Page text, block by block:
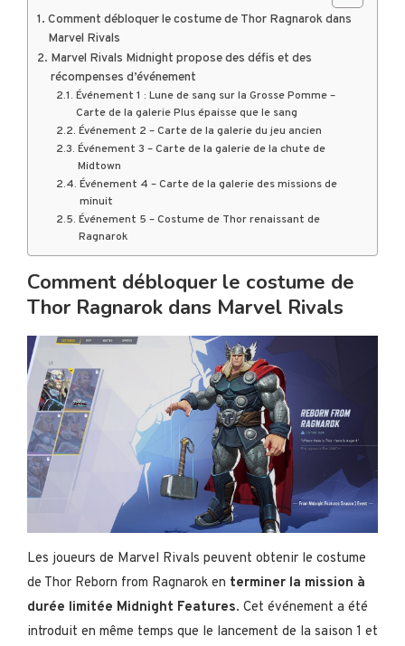
Comment débloquer le costume de Thor Ragnarok dans
Marvel Rivals
Marvel Rivals Midnight propose des défis et des
récompenses d’événement
Événement 1 : Lune de sang sur la Grosse Pomme –
Carte de la galerie Plus épaisse que le sang
Événement 2 – Carte de la galerie du jeu ancien
Événement 3 – Carte de la galerie de la chute de
Midtown
Événement 4 – Carte de la galerie des missions de
minuit
Événement 5 – Costume de Thor renaissant de
Ragnarok
Comment débloquer le costume de
Thor Ragnarok dans Marvel Rivals
Les joueurs de Marvel Rivals peuvent obtenir le costume
de Thor Reborn from Ragnarok en terminer la mission à
durée limitée Midnight Features. Cet événement a été
introduit en même temps que le lancement de la saison 1 et